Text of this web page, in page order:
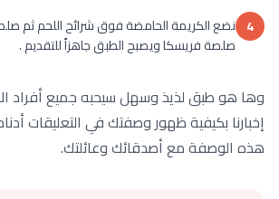
4 نضع الكريمة الحامضة فوق شرائح اللحم ثم
صلصة فريسكا ويصبح الطبق جاهزاً للتقديم .
وها هو طبق لذيذ وسهل سيحبه جميع أفراد
إخبارنا بكيفية ظهور وصفتك في التعليقات
هذه الوصفة مع أصدقائك وعائلتك.